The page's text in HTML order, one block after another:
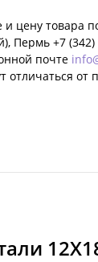
цену товара
Пермь +7
почте
отличаться от